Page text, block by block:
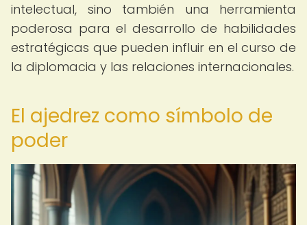
intelectual, sino también una herramienta
poderosa para el desarrollo de habilidades
estratégicas que pueden influir en el curso de
la diplomacia y las relaciones internacionales.
El ajedrez como símbolo de
poder